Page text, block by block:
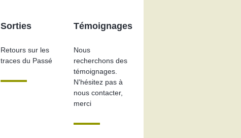
Sorties
Retours sur les
traces du Passé
Témoignages
Nous
recherchons des
témoignages.
N'hésitez pas à
nous contacter,
merci